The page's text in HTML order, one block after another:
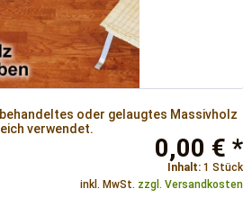
oder gelaugtes Massivholz
verwendet.
0,00 € *
Inhalt: 1 Stück
inkl. MwSt. zzgl. Versandkosten